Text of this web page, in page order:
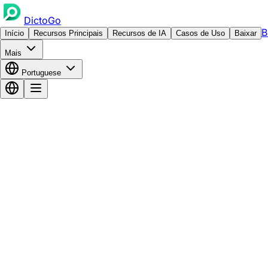
DictoGo
Início Recursos Principais Recursos de IA Casos de Uso Baixar
Mais
Portuguese